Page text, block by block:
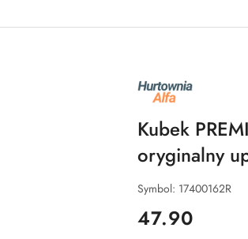
NAZWA
PRODUCENTA:
ALFA
Kubek
oryginalny
Symbol: 17400162R
cena:
47.90